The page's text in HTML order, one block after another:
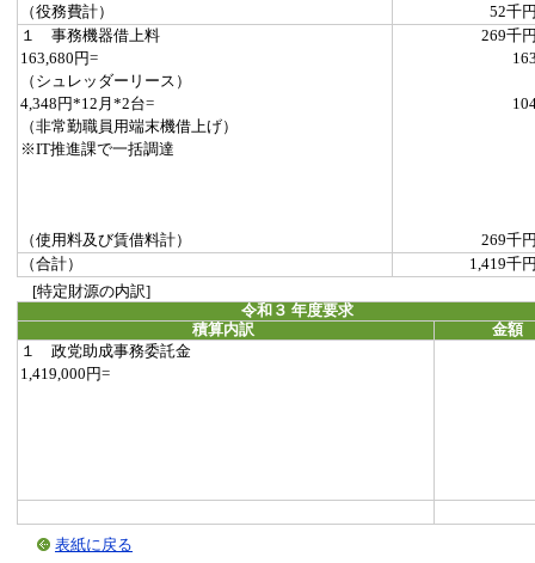
（役務費計）
52千
１ 事務機器借上料
269千
163,680円=
（シュレッダーリース）
4,348円*12月*2台=
（非常勤職員用端末機借上げ）
※IT推進課で一括調達
（使用料及び賃借料計）
269千
（合計）
1,419千
[特定財源の内訳]
令和３ 年度要求
積算内訳
金額
１ 政党助成事務委託金
1,419,000円=
表紙に戻る